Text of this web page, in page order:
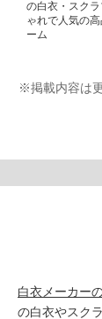
の白衣・スク
ゃれで人気の
ーム
※掲載内容は
白衣メーカー
の白衣やスク